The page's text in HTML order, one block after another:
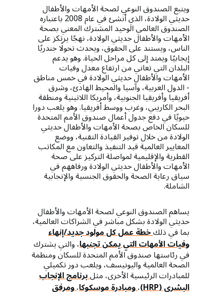
ويتبع الصندوق النوعي لصحة الأمهات والأطفال
حديثي الولادة، الذي أنشئ في عام 2008 باعتباره
الصندوق العالمي الوحيد المشترك المعني بصحة
الأمهات والأطفال حديثي الولادة، نهجًا يرتكز على
الناس، ويستند على الحقوق، ويحدث تحولًا جندريًا
إيجابيًا ويمتد إلى كل مراحل الحياة. وهو يدعم
البلدان التي تعاني من ارتفاع معدل وفيات
الأمهات والأطفال حديثي الولادة في خمس مناطق
- الدول العربية، وآسيا والمحيط الهادئ، وشرق
أفريقيا وأفريقيا الجنوبية، وأمريكا اللاتينية ومنطقة
البحر الكاريبي، وغرب ووسط أفريقيا. وهو يلعب دورا
حيويًا في دفع جدول أعمال صندوق الأمم المتحدة
للسكان الخاص بصحة الأمهات والأطفال حديثي
الولادة من خلال توفير القيادة التقنية، ووضع
المعايير العالمية قيد التنفيذ والتعاون مع المكاتب
القطرية والإقليمية لمواصلة التركيز على صحة
الأمهات والأطفال حديثي الولادة ورفاههم في
سياق رعاية الصحة والحقوق الجنسية والإنجابية
الشاملة.
يساهم الصندوق النوعي لصحة الأمهات والأطفال
حديثي الولادة بشكل مباشر في الشراكات العالمية،
بما في ذلكخطة عمل كل مولود جديد/إنهاء
وفيات الأمهات التي يمكن تجنبها، والتي يشترك
في رئاستها صندوق الأمم المتحدة للسكان ومنظمة
الصحة العالمية واليونيسف، ويلعب دور تكميلي
للمبادرات الرئيسية الأخرى، مثلبرنامج الإنجاب
البشري (HRP) ،ومبادرة موسكوكا،ومرفق